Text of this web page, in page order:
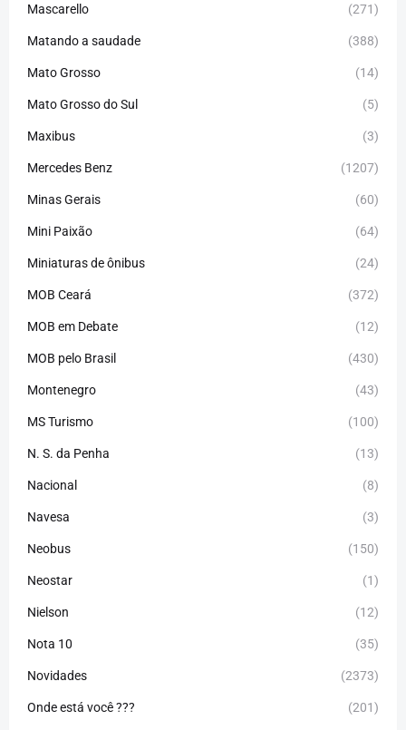
Mascarello (271)
Matando a saudade (388)
Mato Grosso (14)
Mato Grosso do Sul (5)
Maxibus (3)
Mercedes Benz (1207)
Minas Gerais (60)
Mini Paixão (64)
Miniaturas de ônibus (24)
MOB Ceará (372)
MOB em Debate (12)
MOB pelo Brasil (430)
Montenegro (43)
MS Turismo (100)
N. S. da Penha (13)
Nacional (8)
Navesa (3)
Neobus (150)
Neostar (1)
Nielson (12)
Nota 10 (35)
Novidades (2373)
Onde está você ??? (201)